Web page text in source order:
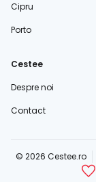
Cipru
Porto
Cestee
Despre noi
Contact
© 2026 Cestee.ro